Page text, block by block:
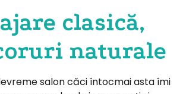
clasică,
naturale
salon căci întocmai asta îmi